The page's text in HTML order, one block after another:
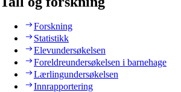
Forskning
Statistikk
Elevundersøkelsen
Foreldreundersøkelsen i barnehage
Lærlingundersøkelsen
Innrapportering